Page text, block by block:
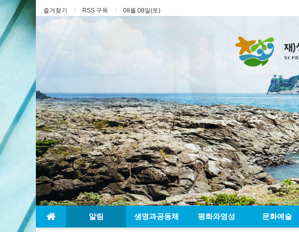
즐겨찾기 RSS 구독 08월 08일(토)
알림 생명과공동체 평화와영성 문화예술